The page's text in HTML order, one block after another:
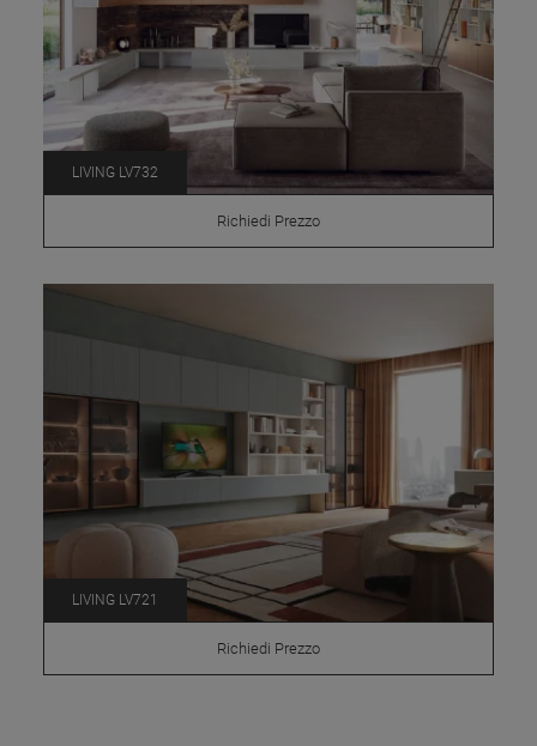
LIVING LV732
Richiedi Prezzo
LIVING LV721
Richiedi Prezzo